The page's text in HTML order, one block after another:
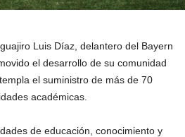
Luis Díaz, delantero del Bayern
el desarrollo de su comunidad
el suministro de más de 70
académicas.
de educación, conocimiento y